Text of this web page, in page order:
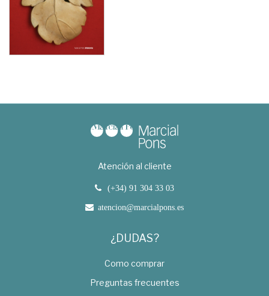
Atención al cliente
(+34) 91 304 33 03
atencion@marcialpons.es
¿DUDAS?
Como comprar
Preguntas frecuentes